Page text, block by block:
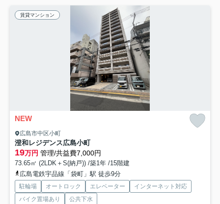
賃貸マンション
NEW
広島市中区小町
澄和レジデンス広島小町
19万円 管理/共益費7,000円
73.65㎡ (2LDK＋S(納戸)) /築1年 /15階建
広島電鉄宇品線「袋町」駅 徒歩9分
駐輪場 オートロック エレベーター
インターネット対応
バイク置場あり
公共下水